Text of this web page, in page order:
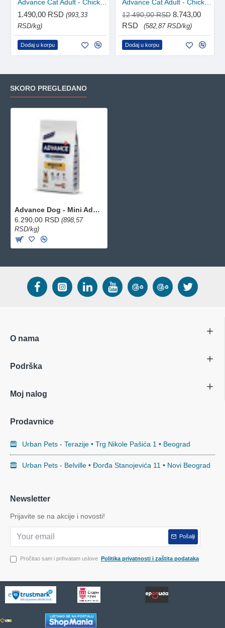
1.490,00 RSD (993,33
RSD/kg)
Dodaj u korpu
12.490,00 RSD 8.743,00
RSD
(582,87 RSD/kg)
Dodaj u korpu
SKORO PREGLEDANO
Advance Dog - Mini Adult Sensitive Losos 7kg
6.290,00 RSD (898,57
RSD/kg)
O nama
Podrška
Moj nalog
Prodavnice
Urban Pets - Terazije • Trg Nikole Pašića 1 • Beograd
Urban Pets - Belville • Đorđa Stanojevića 11 • Novi Beograd
Newsletter
Prijavite se na akcije i novosti!
Pošalji
Pročitao sam i prihvatam uslove Politika privatnosti i zaštita podataka